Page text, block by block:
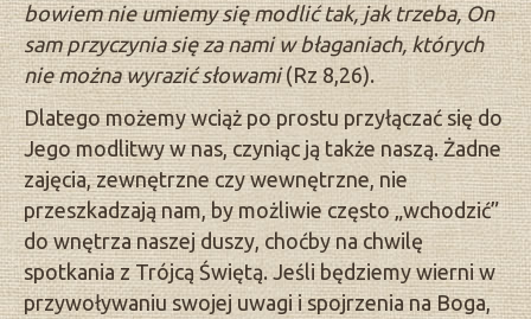
bowiem nie umiemy się modlić tak, jak trzeba, On
sam przyczynia się za nami w błaganiach, których
nie można wyrazić słowami(Rz 8,26).
Dlatego możemy wciąż po prostu przyłączać się do
Jego modlitwy w nas, czyniąc ją także naszą. Żadne
zajęcia, zewnętrzne czy wewnętrzne, nie
przeszkadzają nam, by możliwie często „wchodzić”
do wnętrza naszej duszy, choćby na chwilę
spotkania z Trójcą Świętą. Jeśli będziemy wierni w
przywoływaniu swojej uwagi i spojrzenia na Boga,